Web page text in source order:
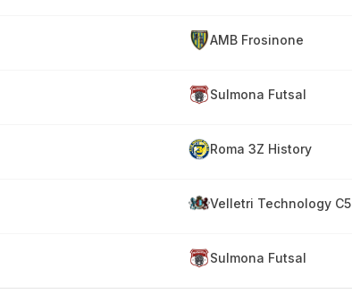
AMB Frosinone
Sulmona Futsal
Roma 3Z History
Velletri Technology C5
Sulmona Futsal